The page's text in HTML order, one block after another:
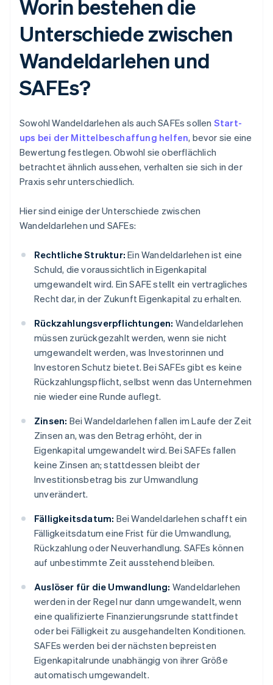
Worin bestehen die
Unterschiede zwischen
Wandeldarlehen und
SAFEs?
Sowohl Wandeldarlehen als auch SAFEs sollen Start-
ups bei der Mittelbeschaffung helfen, bevor sie eine
Bewertung festlegen. Obwohl sie oberflächlich
betrachtet ähnlich aussehen, verhalten sie sich in der
Praxis sehr unterschiedlich.
Hier sind einige der Unterschiede zwischen
Wandeldarlehen und SAFEs:
Rechtliche Struktur: Ein Wandeldarlehen ist eine
Schuld, die voraussichtlich in Eigenkapital
umgewandelt wird. Ein SAFE stellt ein vertragliches
Recht dar, in der Zukunft Eigenkapital zu erhalten.
Rückzahlungsverpflichtungen: Wandeldarlehen
müssen zurückgezahlt werden, wenn sie nicht
umgewandelt werden, was Investorinnen und
Investoren Schutz bietet. Bei SAFEs gibt es keine
Rückzahlungspflicht, selbst wenn das Unternehmen
nie wieder eine Runde auflegt.
Zinsen: Bei Wandeldarlehen fallen im Laufe der Zeit
Zinsen an, was den Betrag erhöht, der in
Eigenkapital umgewandelt wird. Bei SAFEs fallen
keine Zinsen an; stattdessen bleibt der
Investitionsbetrag bis zur Umwandlung
unverändert.
Fälligkeitsdatum: Bei Wandeldarlehen schafft ein
Fälligkeitsdatum eine Frist für die Umwandlung,
Rückzahlung oder Neuverhandlung. SAFEs können
auf unbestimmte Zeit ausstehend bleiben.
Auslöser für die Umwandlung: Wandeldarlehen
werden in der Regel nur dann umgewandelt, wenn
eine qualifizierte Finanzierungsrunde stattfindet
oder bei Fälligkeit zu ausgehandelten Konditionen.
SAFEs werden bei der nächsten bepreisten
Eigenkapitalrunde unabhängig von ihrer Größe
automatisch umgewandelt.